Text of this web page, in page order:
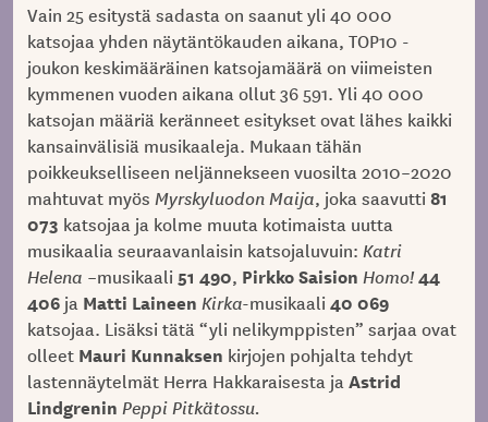
Vain 25 esitystä sadasta on saanut yli 40 000
katsojaa yhden näytäntökauden aikana, TOP10 -
joukon keskimääräinen katsojamäärä on viimeisten
kymmenen vuoden aikana ollut 36 591. Yli 40 000
katsojan määriä keränneet esitykset ovat lähes kaikki
kansainvälisiä musikaaleja. Mukaan tähän
poikkeukselliseen neljännekseen vuosilta 2010–2020
mahtuvat myös Myrskyluodon Maija, joka saavutti 81
073 katsojaa ja kolme muuta kotimaista uutta
musikaalia seuraavanlaisin katsojaluvuin: Katri
Helena –musikaali 51 490, Pirkko Saision Homo!44
406ja Matti Laineen Kirka-musikaali 40 069
katsojaa. Lisäksi tätä “yli nelikymppisten” sarjaa ovat
olleet Mauri Kunnaksen kirjojen pohjalta tehdyt
lastennäytelmät Herra Hakkaraisesta jaAstrid
Lindgrenin Peppi Pitkätossu.